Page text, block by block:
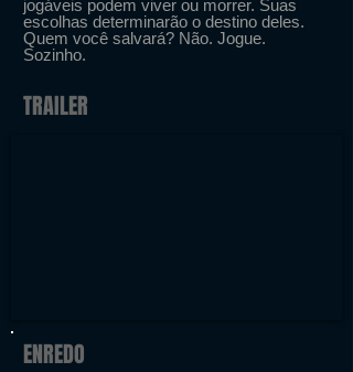
jogáveis podem viver ou morrer. Suas
escolhas determinarão o destino deles.
Quem você salvará? Não. Jogue.
Sozinho.
TRAILER
ENREDO